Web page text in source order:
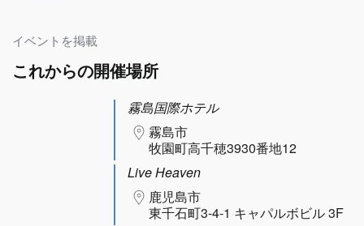
イベントを掲載
これからの開催場所
霧島国際ホテル
霧島市
牧園町高千穂3930番地12
Live Heaven
鹿児島市
東千石町3-4-1 キャパルボビル 3F